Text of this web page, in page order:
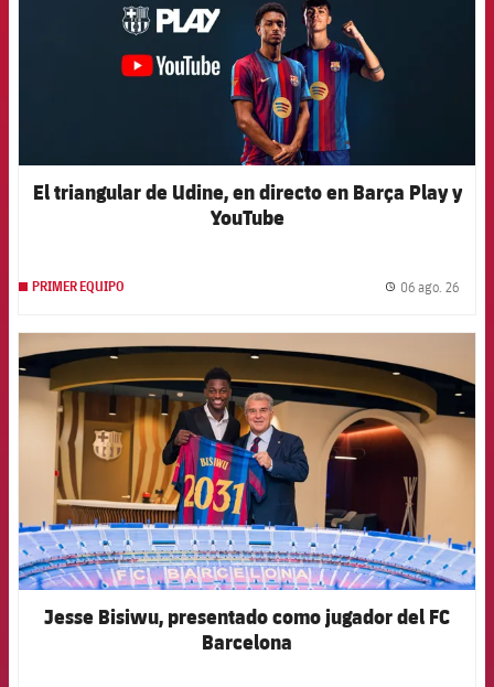
El triangular de Udine, en directo en Barça Play y
YouTube
PRIMER EQUIPO 06 ago. 26
Jesse Bisiwu, presentado como jugador del FC
Barcelona